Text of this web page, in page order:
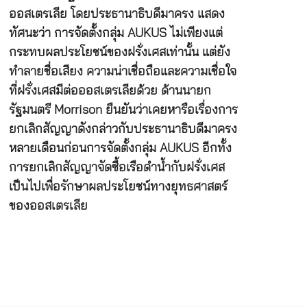
ออสเตรเลีย โดยประธานาธิบดีมาครง แสดง
ทัศนะว่า การจัดตั้งกลุ่ม AUKUS ไม่เพียงแต่
กระทบผลประโยชน์ของฝรั่งเศสเท่านั้น แต่ยัง
ทำลายชื่อเสียง ความน่าเชื่อถือและความเชื่อใจ
ที่ฝรั่งเศสมีต่อออสเตรเลียด้วย ด้านนายก
รัฐมนตรี Morrison ยืนยันว่าเคยหารือเรื่องการ
ยกเลิกสัญญาดังกล่าวกับประธานาธิบดีมาครง
หลายเดือนก่อนการจัดตั้งกลุ่ม AUKUS อีกทั้ง
การยกเลิกสัญญาจัดซื้อเรือดำน้ำกับฝรั่งเศส
เป็นไปเพื่อรักษาผลประโยชน์ทางยุทธศาสตร์
ของออสเตรเลีย